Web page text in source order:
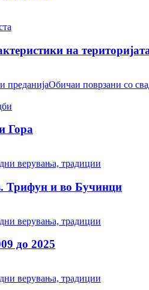
на
преданијаОбичаи поврзани со
Гора
верувања, традиции
Трифун и во Бучинци
верувања, традиции
до 2025
верувања, традиции